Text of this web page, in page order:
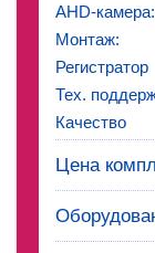
AHD-камера:
Монтаж:
Регистратор
Тех.
Качество
Цена